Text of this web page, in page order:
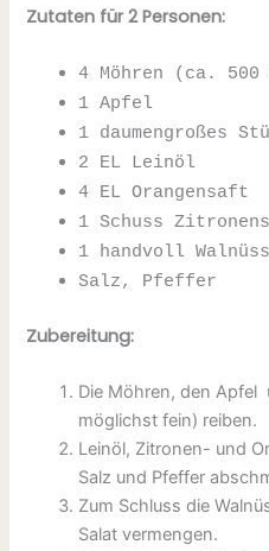
Zutaten für 2 Personen:
4 Möhren (ca. 500
1 Apfel
1 daumengroßes
2 EL Leinöl
4 EL Orangensaft
1 Schuss
1 handvoll
Salz, Pfeffer
Zubereitung:
Die Möhren, den Apfel
möglichst fein) reiben.
Leinöl, Zitronen- und
Salz und Pfeffer
Zum Schluss die
Salat vermengen.